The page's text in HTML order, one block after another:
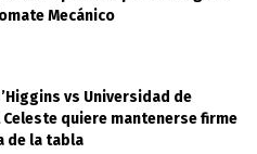
Mecánico
vs Universidad de
Celeste quiere mantenerse firme
de la tabla